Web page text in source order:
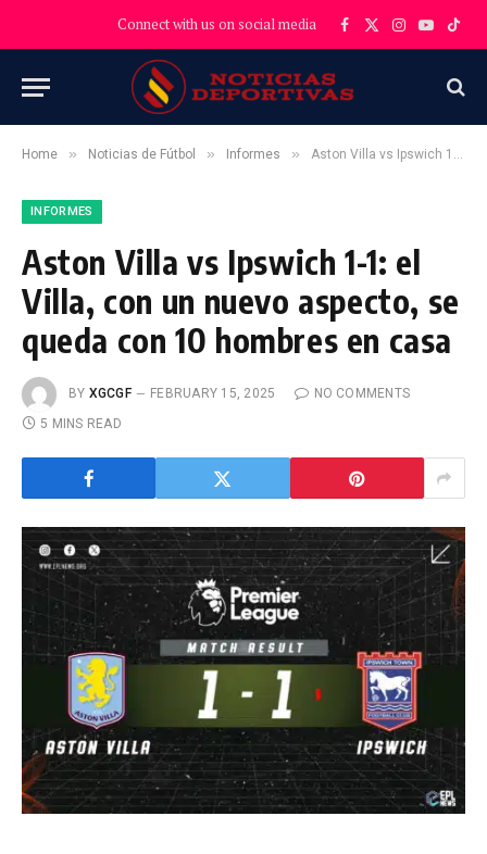
Connect with us on social media Facebook
X
Instagram
YouTube
Home » Noticias de Fútbol » Informes » Aston Villa vs Ipswich 1-1: el Villa, con un nuevo aspecto, se queda con 10 hombres en casa
INFORMES
Aston Villa vs Ipswich 1-1: el
Villa, con un nuevo aspecto, se
queda con 10 hombres en casa
BY XGCGF FEBRUARY 15, 2025
NO COMMENTS
5 MINS READ